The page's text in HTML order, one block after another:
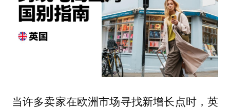
当许多卖家在欧洲市场寻找新增长点时，英